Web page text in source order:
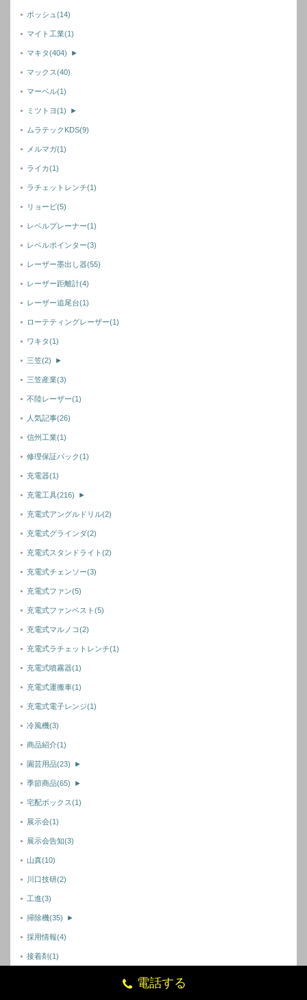
ボッシュ (14)
マイト工業(1)
マキタ(404) ►
マックス(40)
マーベル(1)
ミツトヨ(1) ►
ムラテックKDS(9)
メルマガ(1)
ライカ(1)
ラチェットレンチ(1)
リョービ(5)
レベルプレーナー(1)
レベルポインター(3)
レーザー墨出し器(55)
レーザー距離計(4)
レーザー追尾台(1)
ローテティングレーザー(1)
ワキタ(1)
三笠(2) ►
三笠産業(3)
不陸レーザー(1)
人気記事(26)
信州工業(1)
修理保証パック(1)
充電器(1)
充電工具(216) ►
充電式アングルドリル(2)
充電式グラインダ(2)
充電式スタンドライト(2)
充電式チェンソー(3)
充電式ファン(5)
充電式ファンベスト(5)
充電式マルノコ(2)
充電式ラチェットレンチ(1)
充電式噴霧器(1)
充電式運搬車(1)
充電式電子レンジ(1)
冷風機(3)
商品紹介(1)
園芸用品(23) ►
季節商品(65) ►
宅配ボックス(1)
展示会(1)
展示会告知(3)
山真(10)
川口技研(2)
工進(3)
掃除機(35) ►
採用情報(4)
接着剤(1)
電話する